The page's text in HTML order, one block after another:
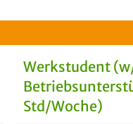
Werkstudent
Std/Woche)